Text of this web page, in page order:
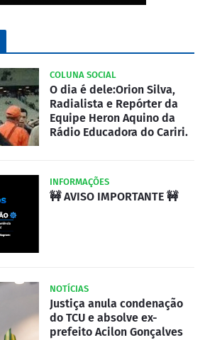
COLUNA SOCIAL
O dia é dele:Orion Silva,
Radialista e Repórter da
Equipe Heron Aquino da
Rádio Educadora do Cariri.
INFORMAÇÕES
🚧 AVISO IMPORTANTE 🚧
NOTÍCIAS
Justiça anula condenação
do TCU e absolve ex-
prefeito Acilon Gonçalves